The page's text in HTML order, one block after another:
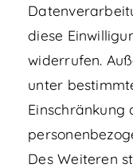
diese
widerrufen.
unter
Des Weiteren